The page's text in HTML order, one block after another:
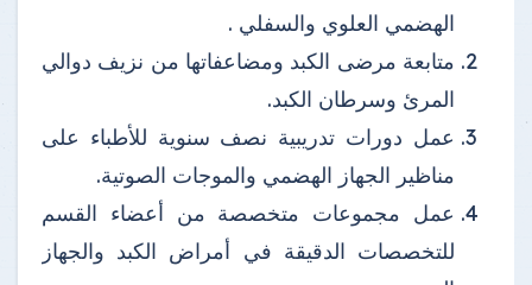
الهضمي العلوي والسفلي .
متابعة مرضى الكبد ومضاعفاتها من نزيف دوالي
المرئ وسرطان الكبد.
عمل دورات تدريبية نصف سنوية للأطباء على
مناظير الجهاز الهضمي والموجات الصوتية.
عمل مجموعات متخصصة من أعضاء القسم
للتخصصات الدقيقة في أمراض الكبد والجهاز